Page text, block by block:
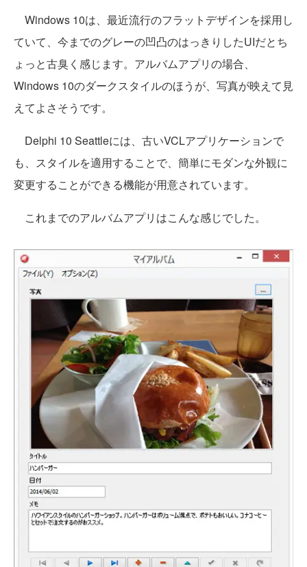
Windows 10は、最近流行のフラットデザインを採用し
ていて、今までのグレーの凹凸のはっきりしたUIだとち
ょっと古臭く感じます。アルバムアプリの場合、
Windows 10のダークスタイルのほうが、写真が映えて見
えてよさそうです。
Delphi 10 Seattleには、古いVCLアプリケーションで
も、スタイルを適用することで、簡単にモダンな外観に
変更することができる機能が用意されています。
これまでのアルバムアプリはこんな感じでした。